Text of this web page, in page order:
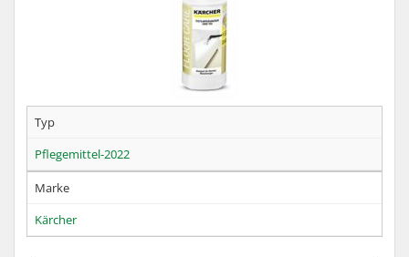
Typ
Pflegemittel-2022
Marke
Kärcher